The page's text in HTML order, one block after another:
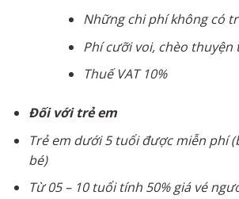
Những chi phí không có
Phí cưỡi voi, chèo thuyện
Thuế VAT 10%
Đối vớitrẻ em
Trẻ em dưới 5 tuổi được miễn phí
bé)
Từ 05 – 10 tuổi tính 50% giá vé